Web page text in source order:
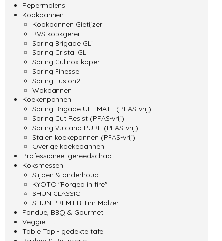
Pepermolens
Kookpannen
Kookpannen Gietijzer
RVS kookgerei
Spring Brigade GLi
Spring Cristal GLI
Spring Culinox koper
Spring Finesse
Spring Fusion2+
Wokpannen
Koekenpannen
Spring Brigade ULTIMATE (PFAS-vrij)
Spring Cut Resist (PFAS-vrij)
Spring Vulcano PURE (PFAS-vrij)
Stalen koekepannen (PFAS-vrij)
Overige koekepannen
Professioneel gereedschap
Koksmessen
Slijpen & onderhoud
KYOTO "Forged in fire"
SHUN CLASSIC
SHUN PREMIER Tim Mälzer
Fondue, BBQ & Gourmet
Veggie Fit
Table Top - gedekte tafel